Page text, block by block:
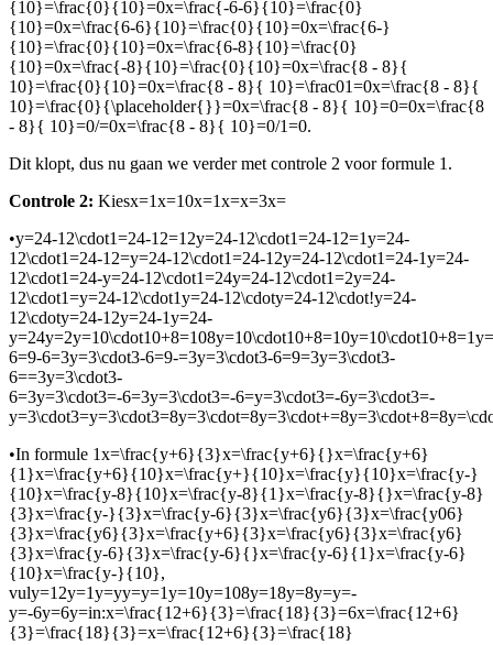
{10}=\frac{0}{10}=0x=\frac{-6-6}{10}=\frac{0}
{10}=0x=\frac{6-6}{10}=\frac{0}{10}=0x=\frac{6-}
{10}=\frac{0}{10}=0x=\frac{6-8}{10}=\frac{0}
{10}=0x=\frac{-8}{10}=\frac{0}{10}=0x=\frac{8 - 8}{
10}=\frac{0}{10}=0x=\frac{8 - 8}{ 10}=\frac01=0x=\frac{8 - 8}{
10}=\frac{0}{\placeholder{}}=0x=\frac{8 - 8}{ 10}=0=0x=\frac{8
- 8}{ 10}=0/=0x=\frac{8 - 8}{ 10}=0/1=0.
Dit klopt, dus nu gaan we verder met controle 2 voor formule 1.
Controle 2: Kiesx=1x=10x=1x=x=3x=
•y=24-12\cdot1=24-12=12y=24-12\cdot1=24-12=1y=24-
12\cdot1=24-12=y=24-12\cdot1=24-12y=24-12\cdot1=24-1y=24-
12\cdot1=24-y=24-12\cdot1=24y=24-12\cdot1=2y=24-
12\cdot1=y=24-12\cdot1y=24-12\cdoty=24-12\cdot!y=24-
12\cdoty=24-12y=24-1y=24-
6=9-6=3y=3\cdot3-6=9-=3y=3\cdot3-6=9=3y=3\cdot3-
6==3y=3\cdot3-
6=3y=3\cdot3=-6=3y=3\cdot3=-6=y=3\cdot3=-6y=3\cdot3=-
•In formule 1x=\frac{y+6}{3}x=\frac{y+6}{}x=\frac{y+6}
{1}x=\frac{y+6}{10}x=\frac{y+}{10}x=\frac{y}{10}x=\frac{y-}
{10}x=\frac{y-8}{10}x=\frac{y-8}{1}x=\frac{y-8}{}x=\frac{y-8}
{3}x=\frac{y-}{3}x=\frac{y-6}{3}x=\frac{y6}{3}x=\frac{y06}
{3}x=\frac{y6}{3}x=\frac{y+6}{3}x=\frac{y6}{3}x=\frac{y6}
{3}x=\frac{y-6}{3}x=\frac{y-6}{}x=\frac{y-6}{1}x=\frac{y-6}
{10}x=\frac{y-}{10},
vuly=12y=1y=yy=y=1y=10y=108y=18y=8y=y=-
y=-6y=6y=in:x=\frac{12+6}{3}=\frac{18}{3}=6x=\frac{12+6}
{3}=\frac{18}{3}=x=\frac{12+6}{3}=\frac{18}